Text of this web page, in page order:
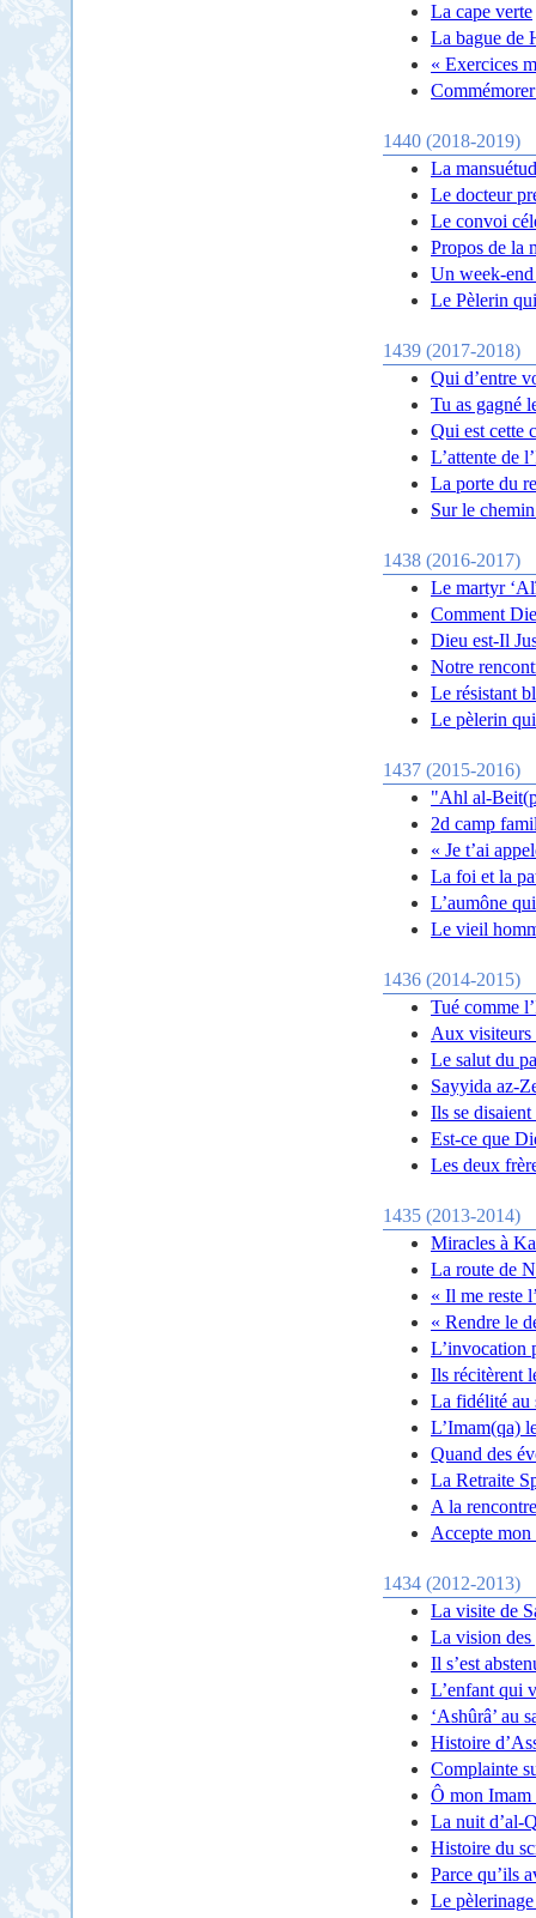
La cape verte
La bague de
« Exercices
1440 (2018-2019)
La
Le docteur
Le convoi
Propos de la
Un week-
Le Pèlerin
1439 (2017-2018)
Qui d’entre
Tu as gagné
Qui est cette
L’attente de
La porte du
Sur le
1438 (2016-2017)
Le martyr
Comment
Dieu est-Il
Notre
Le résistant
Le pèlerin
1437 (2015-2016)
"Ahl al-
2d camp
« Je t’ai
La foi et la
L’aumône
Le vieil
1436 (2014-2015)
Tué comme
Aux visiteurs
Le salut du
Sayyida az-
Ils se
Est-ce que
Les deux
1435 (2013-2014)
Miracles à
La route de
« Il me reste
« Rendre le
L’invocation
Ils récitèrent
La fidélité au
L’Imam(qa)
Quand des
La Retraite
A la
Accepte
1434 (2012-2013)
La visite de
La vision des
Il s’est
L’enfant qui
‘Ashûrâ’ au
Histoire
Complainte
Ô mon Imam
La nuit d’al-
Histoire du
Parce qu’ils
Le